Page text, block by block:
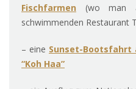
Fischfarmen (wo man
schwimmenden Restaurant
– eine Sunset-Bootsfahrt
“Koh Haa”